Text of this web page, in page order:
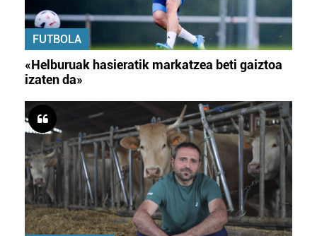
FUTBOLA
«Helburuak hasieratik markatzea beti gaiztoa
izaten da»